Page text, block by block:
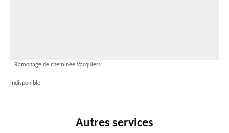
Ramonage de cheminée Vacquiers
indisponible
Autres services